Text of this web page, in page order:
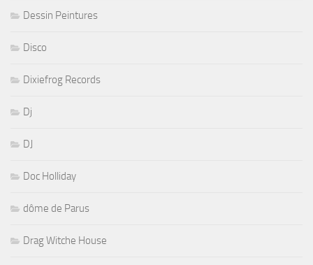
Dessin Peintures
Disco
Dixiefrog Records
Dj
DJ
Doc Holliday
dôme de Parus
Drag Witche House